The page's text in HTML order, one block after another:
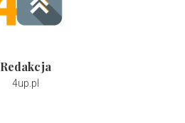
Redakcja
4up.pl